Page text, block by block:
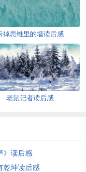
掉思维里的墙读后感
老鼠记者读后感
》读后感
乾坤读后感